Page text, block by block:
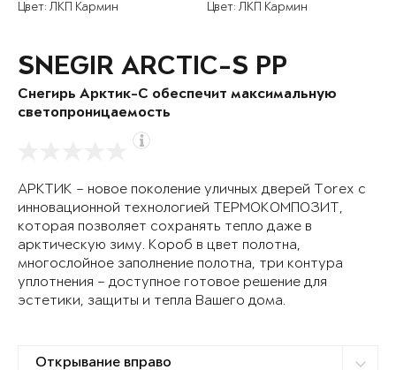
Цвет: ЛКП Кармин Цвет: ЛКП Кармин
SNEGIR ARCTIC-S PP
Снегирь Арктик-С обеспечит максимальную
светопроницаемость
АРКТИК – новое поколение уличных дверей Torex с
инновационной технологией ТЕРМОКОМПОЗИТ,
которая позволяет сохранять тепло даже в
арктическую зиму. Короб в цвет полотна,
многослойное заполнение полотна, три контура
уплотнения – доступное готовое решение для
эстетики, защиты и тепла Вашего дома.